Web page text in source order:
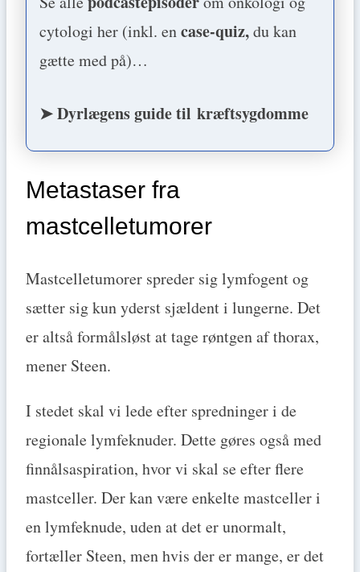
➤ Dyrlægens guide til kræftsygdomme
cytologi her (inkl. encase-quiz,du kan
gætte med på)…
Metastaser fra
mastcelletumorer
Mastcelletumorer spreder sig lymfogent og
sætter sig kun yderst sjældent i lungerne. Det
er altså formålsløst at tage røntgen af thorax,
mener Steen.
I stedet skal vi lede efter spredninger i de
regionale lymfeknuder. Dette gøres også med
finnålsaspiration, hvor vi skal se efter flere
mastceller. Der kan være enkelte mastceller i
en lymfeknude, uden at det er unormalt,
fortæller Steen, men hvis der er mange, er det